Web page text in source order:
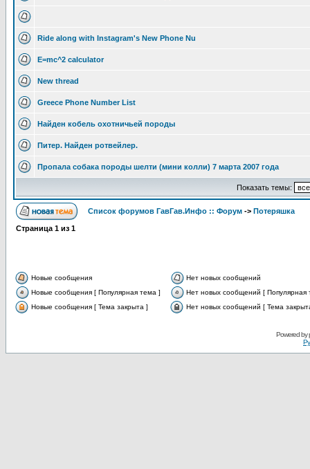
Ride along with Instagram's New Phone Nu
E=mc^2 calculator
New thread
Greece Phone Number List
Найден кобель охотничьей породы
Питер. Найден ротвейлер.
Пропала собака породы шелти (мини колли) 7 марта 2007 года
Показать темы:
Список форумов ГавГав.Инфо :: Форум -> Потеряшка
Страница 1 из 1
Новые сообщения
Нет новых сообщений
Новые сообщения [ Популярная тема ]
Нет новых сообщений [ Популярная
Новые сообщения [ Тема закрыта ]
Нет новых сообщений [ Тема
Powered by